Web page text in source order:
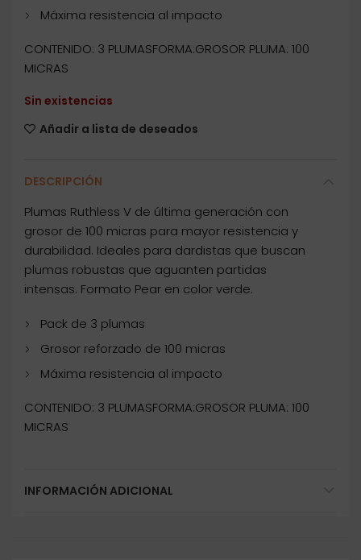
Máxima resistencia al impacto
CONTENIDO: 3 PLUMASFORMA:GROSOR PLUMA: 100
MICRAS
Sin existencias
Añadir a lista de deseados
DESCRIPCIÓN
Plumas Ruthless V de última generación con
grosor de 100 micras para mayor resistencia y
durabilidad. Ideales para dardistas que buscan
plumas robustas que aguanten partidas
intensas. Formato Pear en color verde.
Pack de 3 plumas
Grosor reforzado de 100 micras
Máxima resistencia al impacto
CONTENIDO: 3 PLUMASFORMA:GROSOR PLUMA: 100
MICRAS
INFORMACIÓN ADICIONAL